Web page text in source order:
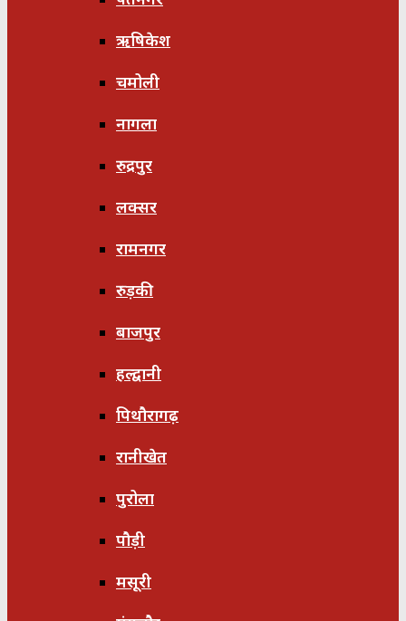
ऋषिकेश
चमोली
नागला
रुद्रपुर
लक्सर
रामनगर
रुड़की
बाजपुर
हल्द्वानी
पिथौरागढ़
रानीखेत
पुरोला
पौड़ी
मसूरी